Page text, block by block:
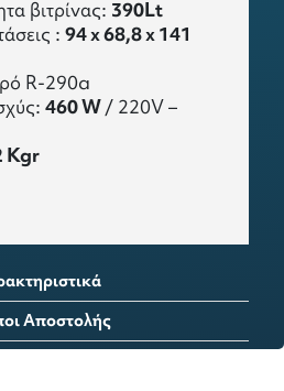
βιτρίνας: 390Lt
: 94 x 68,8 x 141
R-290a
460 W/ 220V –
Kgr
Αποστολής